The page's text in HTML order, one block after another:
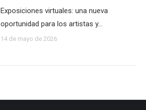
Exposiciones virtuales: una nueva
oportunidad para los artistas y…
14 de mayo de 2026